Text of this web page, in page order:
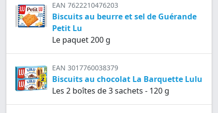
EAN 7622210476203
Biscuits au beurre et sel de Guérande
Petit Lu
Le paquet 200 g
EAN 3017760038379
Biscuits au chocolat La Barquette Lulu
Les 2 boîtes de 3 sachets - 120 g